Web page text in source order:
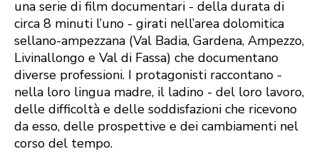
una serie di film documentari - della durata di
circa 8 minuti l’uno - girati nell’area dolomitica
sellano-ampezzana (Val Badia, Gardena, Ampezzo,
Livinallongo e Val di Fassa) che documentano
diverse professioni. I protagonisti raccontano -
nella loro lingua madre, il ladino - del loro lavoro,
delle difficoltà e delle soddisfazioni che ricevono
da esso, delle prospettive e dei cambiamenti nel
corso del tempo.